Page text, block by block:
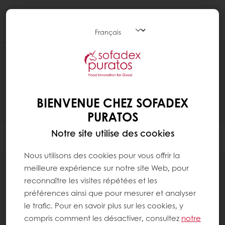
Filtres
L'alternative de la dorure
BIENVENUE CHEZ SOFADEX
PURATOS
Notre site utilise des cookies
Nous utilisons des cookies pour vous offrir la
meilleure expérience sur notre site Web, pour
reconnaître les visites répétées et les
préférences ainsi que pour mesurer et analyser
le trafic. Pour en savoir plus sur les cookies, y
compris comment les désactiver, consulteznotre